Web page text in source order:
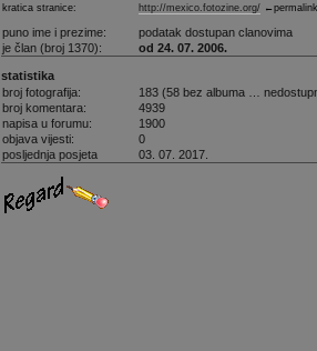
kratica stranice: http://mexico.fotozine.org/ ←permalink
puno ime i prezime:
podatak dostupan clanovima
je član (broj 1370):
od 24. 07. 2006.
statistika
broj fotografija:
183 (58 bez albuma …
broj komentara:
4939
napisa u forumu:
1900
objava vijesti:
0
posljednja posjeta
03. 07. 2017.